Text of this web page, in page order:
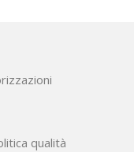
qualità